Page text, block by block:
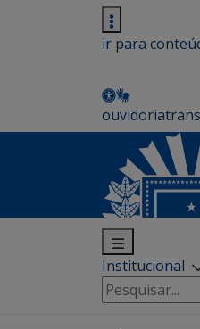
ir para
ouvidoria
Institucional
Pesquisar
por: